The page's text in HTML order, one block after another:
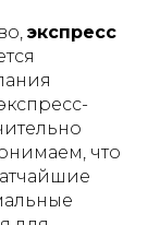
экспресс
что